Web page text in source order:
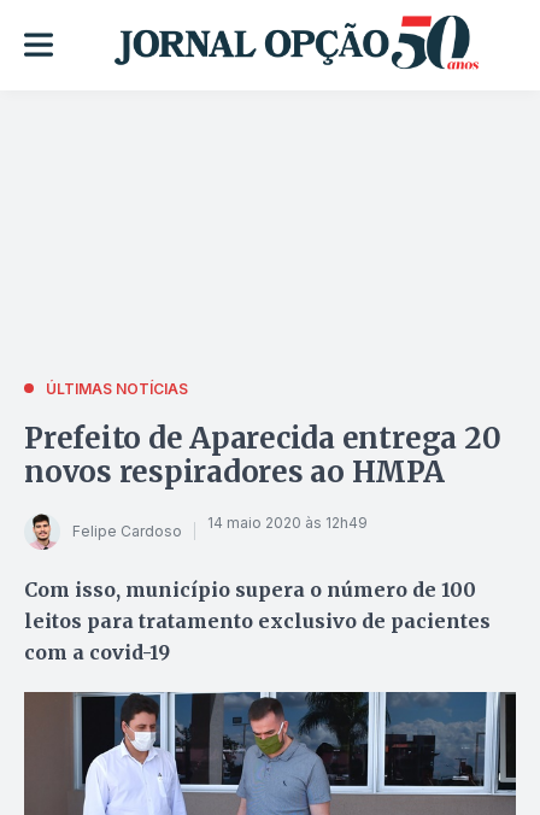
ÚLTIMAS NOTÍCIAS
Prefeito de Aparecida entrega 20
novos respiradores ao HMPA
Felipe Cardoso 14 maio 2020 às 12h49
Com isso, município supera o número de 100
leitos para tratamento exclusivo de pacientes
com a covid-19